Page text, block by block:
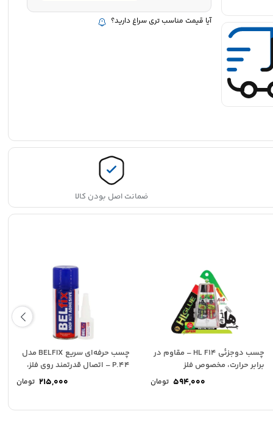
مدل
F7
–
آیا قیمت مناسب تری سراغ دارید؟
ضمانت اصل بودن کالا
چسب دو‌جزئی HL F14 – مقاوم در
برابر حرارت، مخصوص فلز
594,000 تومان
چسب حرفه‌ای سریع BELFIX مدل
P.44 – اتصال قدرتمند روی فلز،
215,000 تومان